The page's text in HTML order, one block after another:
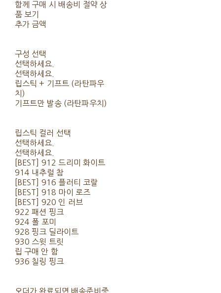
함께 구매 시 배송비 절약 상
품 보기
추가 금액
구성 선택
선택하세요.
선택하세요.
립스틱 + 기프트 (라탄파우
치)
기프트만 발송 (라탄파우치)
립스틱 컬러 선택
선택하세요.
선택하세요.
[BEST] 912 드리미 화이트
914 내추럴 참
[BEST] 916 플러티 코랄
[BEST] 918 마이 로즈
[BEST] 920 인 러브
922 패션 핑크
924 폴 포미
928 핑크 딜라이트
930 스윗 트릿
립 구매 안 함
936 칠링 핑크
오더가 완료되면 배송준비중